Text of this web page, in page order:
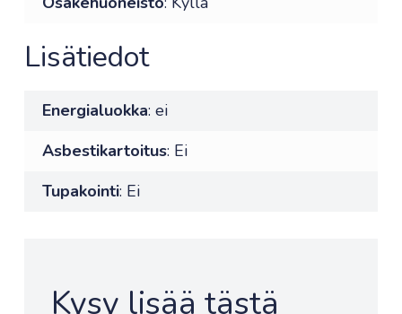
Lisätiedot
Energialuokka: ei
Asbestikartoitus: Ei
Tupakointi: Ei
Kysy lisää tästä